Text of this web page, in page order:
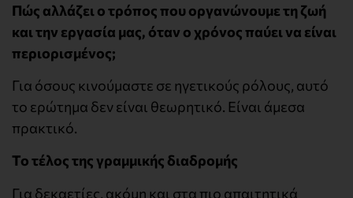
Πώς αλλάζει ο τρόπος που οργανώνουμε τη ζωή
και την εργασία μας, όταν ο χρόνος παύει να είναι
περιορισμένος;
Για όσους κινούμαστε σε ηγετικούς ρόλους, αυτό
το ερώτημα δεν είναι θεωρητικό. Είναι άμεσα
πρακτικό.
Το τέλος της γραμμικής διαδρομής
Για δεκαετίες, ακόμη και στα πιο απαιτητικά